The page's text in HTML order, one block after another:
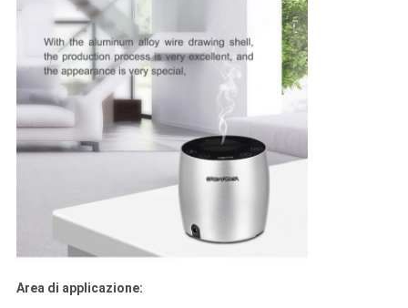
Area di applicazione: